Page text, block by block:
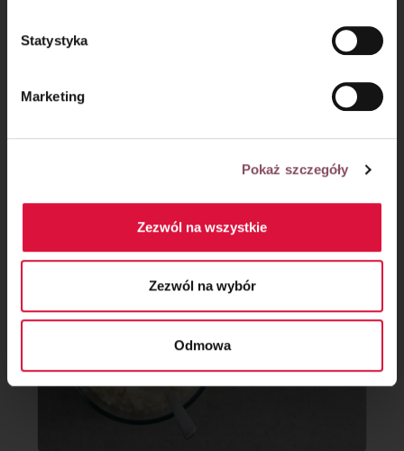
Statystyka
Marketing
Pokaż szczegóły
Zezwól na wszystkie
Zezwól na wybór
Odmowa